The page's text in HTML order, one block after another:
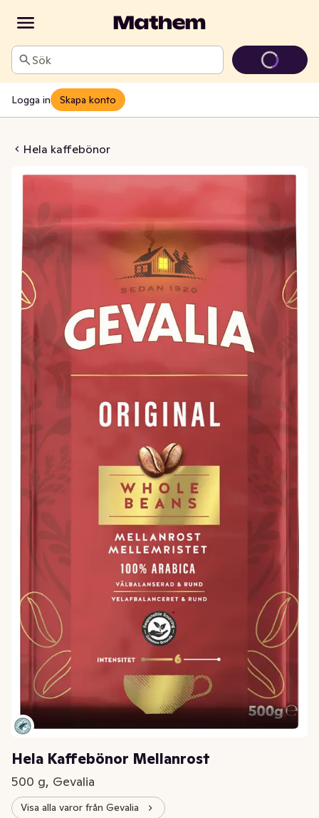
Sök
Logga in Skapa konto
Hela kaffebönor
Mellanrost
Hela Kaffebönor Mellanrost
500 g, Gevalia
Visa alla varor från Gevalia